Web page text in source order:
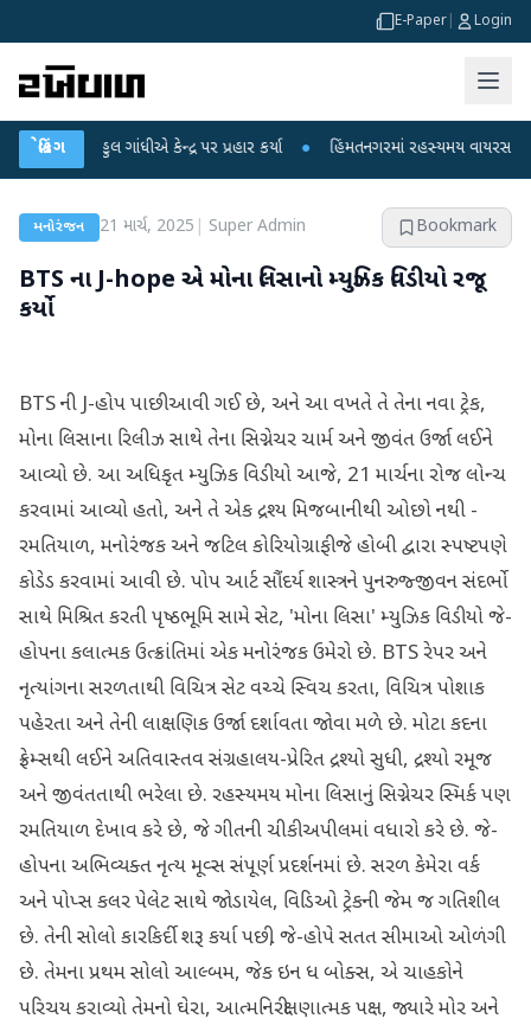
E-Paper Login
બ્રેકિંગ
રાહુલ ગાંધીએ કેન્દ્ર પર પ્રહાર કર્યા ● હિંમતનગરમાં રહસ્યમય વાયરસ કે ચાંદીપુરા?
મનોરંજન 21 માર્ચ, 2025 Super Admin Bookmark
BTS ના J-hope એ મોના લિસાનો મ્યુઝિક વિડીયો રજૂ
કર્યો
BTS ની J-હોપ પાછી આવી ગઈ છે, અને આ વખતે તે તેના નવા ટ્રેક,
મોના લિસાના રિલીઝ સાથે તેના સિગ્નેચર ચાર્મ અને જીવંત ઉર્જા લઈને
આવ્યો છે. આ અધિકૃત મ્યુઝિક વિડીયો આજે, 21 માર્ચના રોજ લોન્ચ
કરવામાં આવ્યો હતો, અને તે એક દ્રશ્ય મિજબાનીથી ઓછો નથી -
રમતિયાળ, મનોરંજક અને જટિલ કોરિયોગ્રાફી જે હોબી દ્વારા સ્પષ્ટપણે
કોડેડ કરવામાં આવી છે. પોપ આર્ટ સૌંદર્ય શાસ્ત્રને પુનરુજ્જીવન સંદર્ભો
સાથે મિશ્રિત કરતી પૃષ્ઠભૂમિ સામે સેટ, 'મોના લિસા' મ્યુઝિક વિડીયો જે-
હોપના કલાત્મક ઉત્ક્રાંતિમાં એક મનોરંજક ઉમેરો છે. BTS રેપર અને
નૃત્યાંગના સરળતાથી વિચિત્ર સેટ વચ્ચે સ્વિચ કરતા, વિચિત્ર પોશાક
પહેરતા અને તેની લાક્ષણિક ઉર્જા દર્શાવતા જોવા મળે છે. મોટા કદના
ફ્રેમ્સથી લઈને અતિવાસ્તવ સંગ્રહાલય-પ્રેરિત દ્રશ્યો સુધી, દ્રશ્યો રમૂજ
અને જીવંતતાથી ભરેલા છે. રહસ્યમય મોના લિસાનું સિગ્નેચર સ્મિર્ક પણ
રમતિયાળ દેખાવ કરે છે, જે ગીતની ચીકી અપીલમાં વધારો કરે છે. જે-
હોપના અભિવ્યક્ત નૃત્ય મૂવ્સ સંપૂર્ણ પ્રદર્શનમાં છે. સરળ કેમેરા વર્ક
અને પોપ્સ કલર પેલેટ સાથે જોડાયેલ, વિડિઓ ટ્રેકની જેમ જ ગતિશીલ
છે. તેની સોલો કારકિર્દી શરૂ કર્યા પછી, જે-હોપે સતત સીમાઓ ઓળંગી
છે. તેમના પ્રથમ સોલો આલ્બમ, જેક ઇન ધ બોક્સ, એ ચાહકોને
પરિચય કરાવ્યો તેમનો ઘેરા, આત્મનિરીક્ષણાત્મક પક્ષ, જ્યારે મોર અને